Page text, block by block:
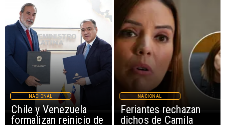
Chile y Venezuela
formalizan reinicio de
NACIONAL
Feriantes rechazan
dichos de Camila
NACIONAL